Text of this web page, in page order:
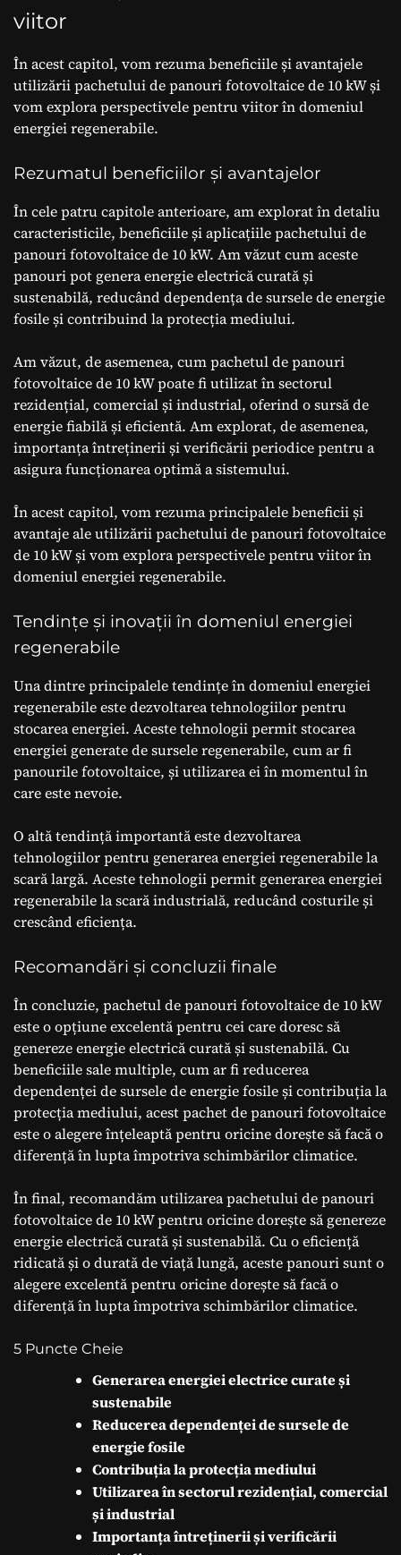
viitor
În acest capitol, vom rezuma beneficiile și avantajele
utilizării pachetului de panouri fotovoltaice de 10 kW și
vom explora perspectivele pentru viitor în domeniul
energiei regenerabile.
Rezumatul beneficiilor și avantajelor
În cele patru capitole anterioare, am explorat în detaliu
caracteristicile, beneficiile și aplicațiile pachetului de
panouri fotovoltaice de 10 kW. Am văzut cum aceste
panouri pot genera energie electrică curată și
sustenabilă, reducând dependența de sursele de energie
fosile și contribuind la protecția mediului.
Am văzut, de asemenea, cum pachetul de panouri
fotovoltaice de 10 kW poate fi utilizat în sectorul
rezidențial, comercial și industrial, oferind o sursă de
energie fiabilă și eficientă. Am explorat, de asemenea,
importanța întreținerii și verificării periodice pentru a
asigura funcționarea optimă a sistemului.
În acest capitol, vom rezuma principalele beneficii și
avantaje ale utilizării pachetului de panouri fotovoltaice
de 10 kW și vom explora perspectivele pentru viitor în
domeniul energiei regenerabile.
Tendințe și inovații în domeniul energiei
regenerabile
Una dintre principalele tendințe în domeniul energiei
regenerabile este dezvoltarea tehnologiilor pentru
stocarea energiei. Aceste tehnologii permit stocarea
energiei generate de sursele regenerabile, cum ar fi
panourile fotovoltaice, și utilizarea ei în momentul în
care este nevoie.
O altă tendință importantă este dezvoltarea
tehnologiilor pentru generarea energiei regenerabile la
scară largă. Aceste tehnologii permit generarea energiei
regenerabile la scară industrială, reducând costurile și
crescând eficiența.
Recomandări și concluzii finale
În concluzie, pachetul de panouri fotovoltaice de 10 kW
este o opțiune excelentă pentru cei care doresc să
genereze energie electrică curată și sustenabilă. Cu
beneficiile sale multiple, cum ar fi reducerea
dependenței de sursele de energie fosile și contribuția la
protecția mediului, acest pachet de panouri fotovoltaice
este o alegere înțeleaptă pentru oricine dorește să facă o
diferență în lupta împotriva schimbărilor climatice.
În final, recomandăm utilizarea pachetului de panouri
fotovoltaice de 10 kW pentru oricine dorește să genereze
energie electrică curată și sustenabilă. Cu o eficiență
ridicată și o durată de viață lungă, aceste panouri sunt o
alegere excelentă pentru oricine dorește să facă o
diferență în lupta împotriva schimbărilor climatice.
5 Puncte Cheie
Generarea energiei electrice curate și
sustenabile
Reducerea dependenței de sursele de
energie fosile
Contribuția la protecția mediului
Utilizarea în sectorul rezidențial, comercial
și industrial
Importanța întreținerii și verificării